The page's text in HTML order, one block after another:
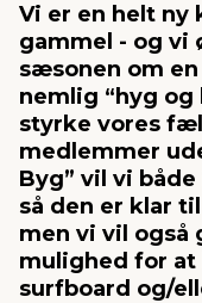
brædder
& ophæng
& opbevaring
& persienner
& sikkerhed
& ventilation
kloak
fittings
Home
& kemikalier
& fugemasse
maskiner
& spande
underholdning
udendørs spa
Vi er en helt ny
gammel - og vi
sæsonen om
nemlig “hyg og
styrke vores
medlemmer
Byg” vil vi
så den er klar
men vi vil også
mulighed for
surfboard og/